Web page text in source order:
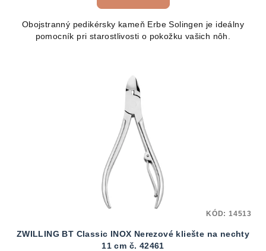
Obojstranný pedikérsky kameň Erbe Solingen je ideálny
pomocník pri starostlivosti o pokožku vašich nôh.
ZWILLING BT Classic INOX Nerezové kliešte na nechty
11 cm č. 42461
KÓD: 14513